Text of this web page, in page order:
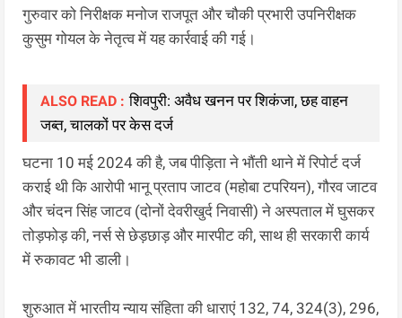
गुरुवार को निरीक्षक मनोज राजपूत और चौकी प्रभारी उपनिरीक्षक
कुसुम गोयल के नेतृत्व में यह कार्रवाई की गई।
ALSO READ : शिवपुरी: अवैध खनन पर शिकंजा, छह वाहन
जब्त, चालकों पर केस दर्ज
घटना 10 मई 2024 की है, जब पीड़िता ने भौंती थाने में रिपोर्ट दर्ज
कराई थी कि आरोपी भानू प्रताप जाटव (महोबा टपरियन), गौरव जाटव
और चंदन सिंह जाटव (दोनों देवरीखुर्द निवासी) ने अस्पताल में घुसकर
तोड़फोड़ की, नर्स से छेड़छाड़ और मारपीट की, साथ ही सरकारी कार्य
में रुकावट भी डाली।
शुरुआत में भारतीय न्याय संहिता की धाराएं 132, 74, 324(3), 296,